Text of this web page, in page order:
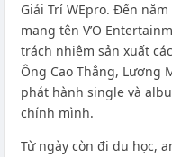
Giải Trí WEpro. Đến
mang tên V’O
trách nhiệm sản xuất
Ông Cao Thắng, Lương
phát hành single và
chính mình.
Từ ngày còn đi du học,